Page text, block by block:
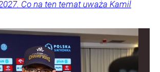
Co na ten temat uważa Kamil